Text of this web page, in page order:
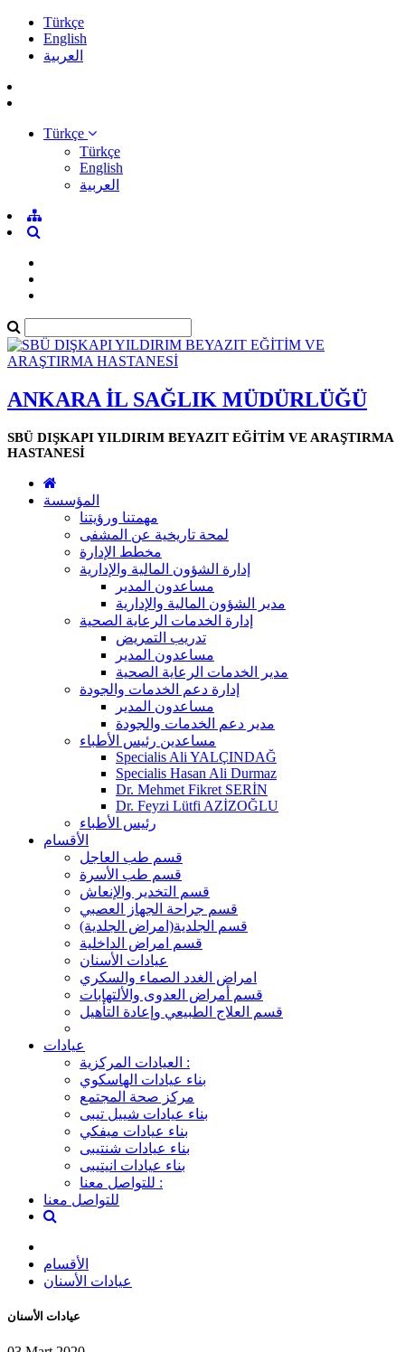
Türkçe
English
العربية
Türkçe
Türkçe
English
العربية
ANKARA İL SAĞLIK MÜDÜRLÜĞÜ
SBÜ DIŞKAPI YILDIRIM BEYAZIT EĞİTİM VE ARAŞTIRMA
HASTANESİ
المؤسسة
مهمتنا ورؤيتنا
لمحة تاريخية عن المشفى
مخطط الإدارة
إدارة الشؤون المالية والإدارية
مساعدون المدير
مدير الشؤون المالية والإدارية
إدارة الخدمات الرعاية الصحية
تدريب التمريض
مساعدون المدير
مدير الخدمات الرعاية الصحية
إدارة دعم الخدمات والجودة
مساعدون المدير
مدير دعم الخدمات والجودة
مساعدين رئيس الأطباء
Specialis Ali YALÇINDAĞ
Specialis Hasan Ali Durmaz
Dr. Mehmet Fikret SERİN
Dr. Feyzi Lütfi AZİZOĞLU
رئيس الأطباء
الأقسام
قسم طب العاجل
قسم طب الأسرة
قسم التخدير والإنعاش
قسم جراحة الجهاز العصبي
قسم الجلدية(امراض الجلدية)
قسم امراض الداخلية
عيادات الأسنان
امراض الغدد الصماء والسكري
قسم أمراض العدوى والألتهابات
قسم العلاج الطبيعي وإعادة التأهيل
عيادات
العيادات المركزية :
بناء عيادات الهاسكوي
مركز صحة المجتمع
بناء عيادات شييل تيبى
بناء عيادات ميفكي
بناء عيادات شنتيبى
بناء عيادات انيتيبى
للتواصل معنا :
للتواصل معنا
الأقسام
عيادات الأسنان
عيادات الأسنان